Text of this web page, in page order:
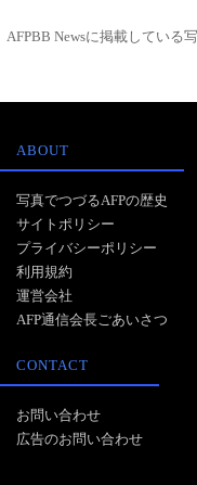
AFPBB Newsに掲載している
ABOUT
写真でつづるAFPの歴史
サイトポリシー
プライバシーポリシー
利用規約
運営会社
AFP通信会長ごあいさつ
CONTACT
お問い合わせ
広告のお問い合わせ